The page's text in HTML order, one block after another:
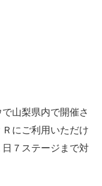
山梨県内で開催さ
にご利用いただけ
７ステージまで対